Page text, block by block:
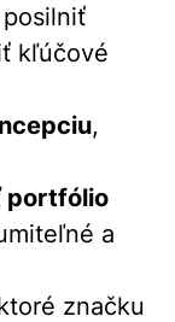
kľúčové
,
portfólio
a
značku